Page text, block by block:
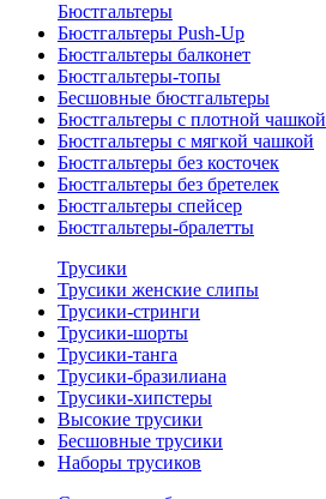
Бюстгальтеры
Бюстгальтеры Push-Up
Бюстгальтеры балконет
Бюстгальтеры-топы
Бесшовные бюстгальтеры
Бюстгальтеры с плотной чашкой
Бюстгальтеры с мягкой чашкой
Бюстгальтеры без косточек
Бюстгальтеры без бретелек
Бюстгальтеры спейсер
Бюстгальтеры-бралетты
Трусики
Трусики женские слипы
Трусики-стринги
Трусики-шорты
Трусики-танга
Трусики-бразилиана
Трусики-хипстеры
Высокие трусики
Бесшовные трусики
Наборы трусиков